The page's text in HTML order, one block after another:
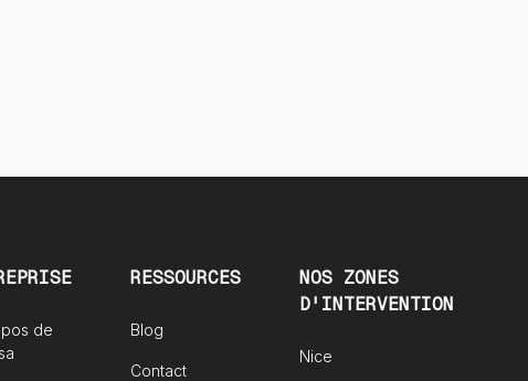
de
RESSOURCES
Blog
Contact
NOS ZONES
D'INTERVENTION
Nice